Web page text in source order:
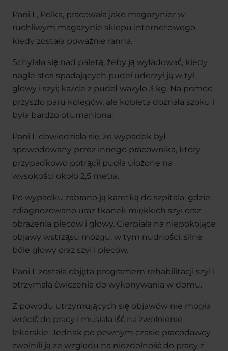
Pani L, Polka, pracowała jako magazynier w
ruchliwym magazynie sklepu internetowego,
kiedy została poważnie ranna.
Schylała się nad paletą, żeby ją wyładować, kiedy
nagle stos spadających pudeł uderzył ją w tył
głowy i szyi; każde z pudeł ważyło 3 kg. Na pomoc
przyszło paru kolegów, ale kobieta doznała szoku i
była bardzo otumaniona.
Pani L dowiedziała się, że wypadek był
spowodowany przez innego pracownika, który
przypadkowo potrącił pudła ułożone na
wysokości około 2,5 metra.
Po wypadku zabrano ją karetką do szpitala, gdzie
zdiagnozowano uraz tkanek miękkich szyi oraz
obrażenia pleców i głowy. Cierpiała na niepokojące
objawy wstrząsu mózgu, w tym nudności, silne
bóle głowy oraz szyi i pleców.
Pani L została objęta programem rehabilitacji szyi i
otrzymała ćwiczenia do wykonywania w domu.
Z powodu utrzymujących się objawów nie mogła
wrócić do pracy i musiała iść na zwolnienie
lekarskie. Jednak po pewnym czasie pracodawcy
zwolnili ją ze względu na niezdolność do pracy z